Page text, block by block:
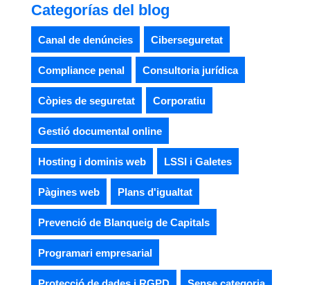
Categorías del blog
Canal de denúncies Ciberseguretat
Compliance penal Consultoria jurídica
Còpies de seguretat Corporatiu
Gestió documental online
Hosting i dominis web LSSI i Galetes
Pàgines web Plans d'igualtat
Prevenció de Blanqueig de Capitals
Programari empresarial